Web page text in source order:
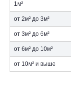
1м²
от 2м² до 3м²
от 3м² до 6м²
от 6м² до 10м²
от 10м² и выше